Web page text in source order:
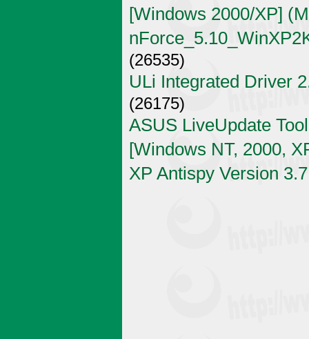
[Windows 2000/XP]
(26535)
ULi Integrated Driver
(26175)
ASUS LiveUpdate
[Windows NT, 2000,
XP Antispy Version